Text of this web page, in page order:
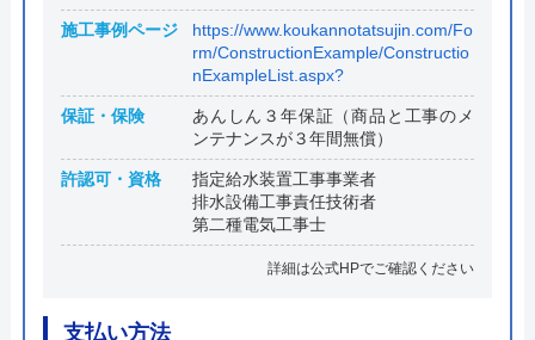
施工事例ページ
https://www.koukannotatsujin.com/Fo
rm/ConstructionExample/Constructio
nExampleList.aspx?
保証・保険
あんしん３年保証（商品と工事のメ
ンテナンスが３年間無償）
許認可・資格
指定給水装置工事事業者
排水設備工事責任技術者
第二種電気工事士
詳細は公式HPでご確認ください
支払い方法